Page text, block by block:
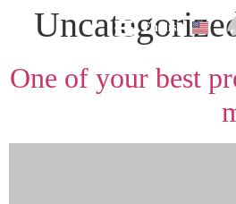
English
One of your best